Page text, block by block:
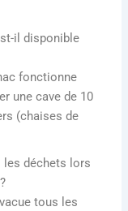
il disponible
fonctionne
une cave de 10
(chaises de
les déchets lors
tous les